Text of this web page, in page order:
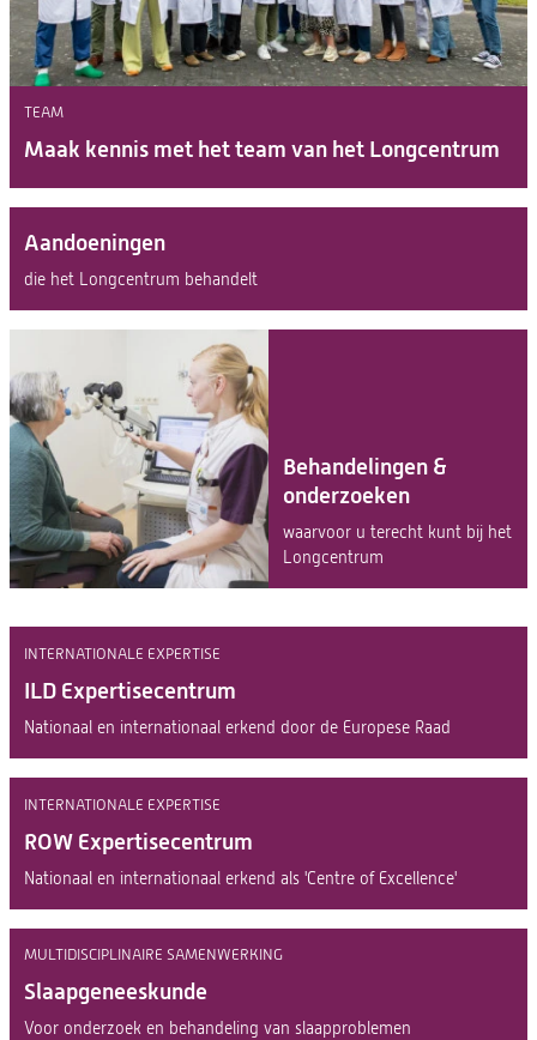
Maak kennis met het team van het Longcentrum
TEAM
Aandoeningen
die het Longcentrum behandelt
Behandelingen &
onderzoeken
waarvoor u terecht kunt bij het
Longcentrum
ILD Expertisecentrum
INTERNATIONALE EXPERTISE
Nationaal en internationaal erkend door de Europese Raad
ROW Expertisecentrum
INTERNATIONALE EXPERTISE
Nationaal en internationaal erkend als 'Centre of Excellence'
Slaapgeneeskunde
MULTIDISCIPLINAIRE SAMENWERKING
Voor onderzoek en behandeling van slaapproblemen